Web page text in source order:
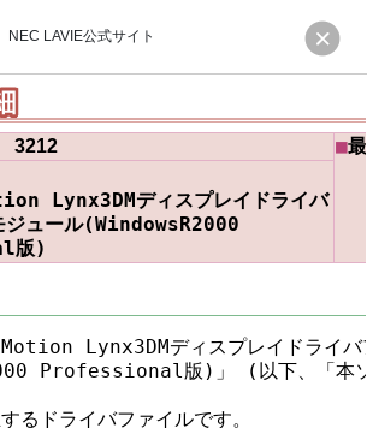
NEC LAVIE公式サイト